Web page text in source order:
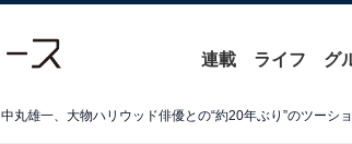
連載 ライフ グ
中丸雄一、大物ハリウッド俳優との“約20年ぶり”のツーシ